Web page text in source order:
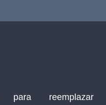
para reemplazar